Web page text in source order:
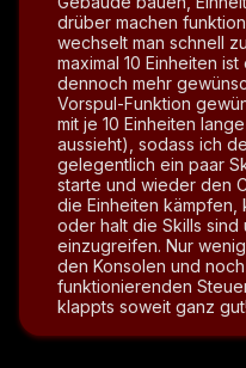
drüber machen
wechselt man schnell
maximal 10 Einheiten
dennoch mehr
Vorspul-Funktion
mit je 10 Einheiten
aussieht), sodass ich
gelegentlich ein paar
starte und wieder den
die Einheiten kämpfen,
oder halt die Skills
einzugreifen. Nur
den Konsolen und
funktionierenden
klappts soweit ganz gut!